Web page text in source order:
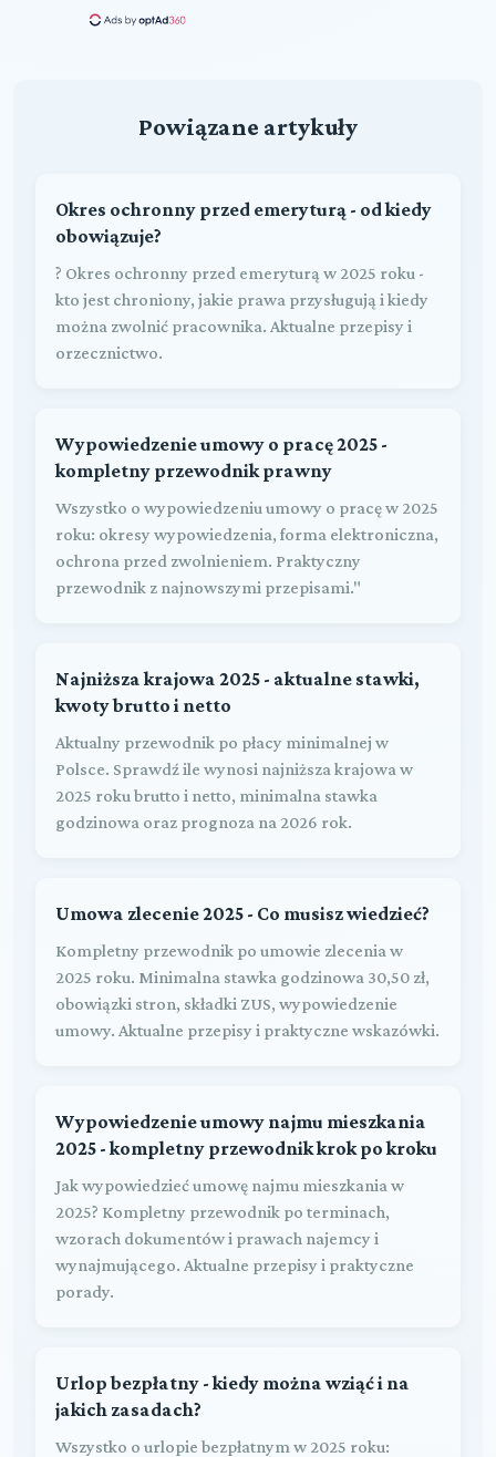
Powiązane artykuły
Okres ochronny przed emeryturą - od kiedy
obowiązuje?
? Okres ochronny przed emeryturą w 2025 roku -
kto jest chroniony, jakie prawa przysługują i kiedy
można zwolnić pracownika. Aktualne przepisy i
orzecznictwo.
Wypowiedzenie umowy o pracę 2025 -
kompletny przewodnik prawny
Wszystko o wypowiedzeniu umowy o pracę w 2025
roku: okresy wypowiedzenia, forma elektroniczna,
ochrona przed zwolnieniem. Praktyczny
przewodnik z najnowszymi przepisami."
Najniższa krajowa 2025 - aktualne stawki,
kwoty brutto i netto
Aktualny przewodnik po płacy minimalnej w
Polsce. Sprawdź ile wynosi najniższa krajowa w
2025 roku brutto i netto, minimalna stawka
godzinowa oraz prognoza na 2026 rok.
Umowa zlecenie 2025 - Co musisz wiedzieć?
Kompletny przewodnik po umowie zlecenia w
2025 roku. Minimalna stawka godzinowa 30,50 zł,
obowiązki stron, składki ZUS, wypowiedzenie
umowy. Aktualne przepisy i praktyczne wskazówki.
Wypowiedzenie umowy najmu mieszkania
2025 - kompletny przewodnik krok po kroku
Jak wypowiedzieć umowę najmu mieszkania w
2025? Kompletny przewodnik po terminach,
wzorach dokumentów i prawach najemcy i
wynajmującego. Aktualne przepisy i praktyczne
porady.
Urlop bezpłatny - kiedy można wziąć i na
jakich zasadach?
Wszystko o urlopie bezpłatnym w 2025 roku: